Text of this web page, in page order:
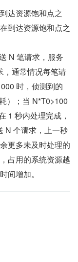
达资源饱和点之
到达资源饱和点之
N 笔请求，服务
，通常情况每笔请
时，侦测到的
）；当 N*T0>100
1 秒内处理完成，
N 个请求，上一秒
更多未及时处理的
占用的系统资源越
间增加。